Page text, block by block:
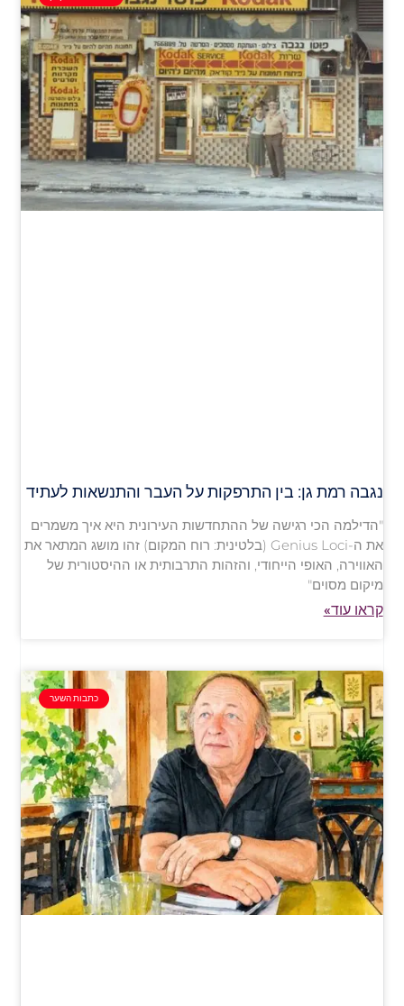
נגבה רמת גן: בין התרפקות על העבר והתנשאות לעתיד
"הדילמה הכי רגישה של ההתחדשות העירונית היא איך משמרים
את ה-Genius Loci (בלטינית: רוח המקום) זהו מושג המתאר את
האווירה, האופי הייחודי, והזהות התרבותית או ההיסטורית של
מיקום מסוים"
קראו עוד»
כתבות השער